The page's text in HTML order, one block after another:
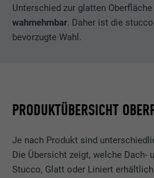
Unterschied zur glatten
wahrnehmbar. Daher ist die
bevorzugte Wahl.
PRODUKTÜBERSICHT
Je nach Produkt sind
Die Übersicht zeigt, welche Dach-
Stucco, Glatt oder Liniert